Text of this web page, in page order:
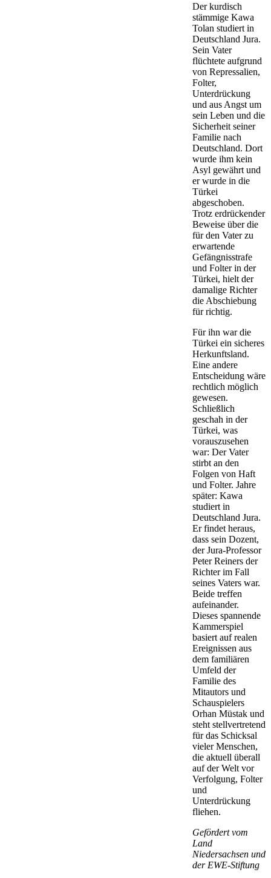
Der kurdisch
stämmige Kawa
Tolan studiert in
Deutschland Jura.
Sein Vater
flüchtete aufgrund
von Repressalien,
Folter,
Unterdrückung
und aus Angst um
sein Leben und die
Sicherheit seiner
Familie nach
Deutschland. Dort
wurde ihm kein
Asyl gewährt und
er wurde in die
Türkei
abgeschoben.
Trotz erdrückender
Beweise über die
für den Vater zu
erwartende
Gefängnisstrafe
und Folter in der
Türkei, hielt der
damalige Richter
die Abschiebung
für richtig.
Für ihn war die
Türkei ein sicheres
Herkunftsland.
Eine andere
Entscheidung wäre
rechtlich möglich
gewesen.
Schließlich
geschah in der
Türkei, was
vorauszusehen
war: Der Vater
stirbt an den
Folgen von Haft
und Folter. Jahre
später: Kawa
studiert in
Deutschland Jura.
Er findet heraus,
dass sein Dozent,
der Jura-Professor
Peter Reiners der
Richter im Fall
seines Vaters war.
Beide treffen
aufeinander.
Dieses spannende
Kammerspiel
basiert auf realen
Ereignissen aus
dem familiären
Umfeld der
Familie des
Mitautors und
Schauspielers
Orhan Müstak und
steht stellvertretend
für das Schicksal
vieler Menschen,
die aktuell überall
auf der Welt vor
Verfolgung, Folter
und
Unterdrückung
fliehen.
Gefördert vom
Land
Niedersachsen und
der EWE-Stiftung